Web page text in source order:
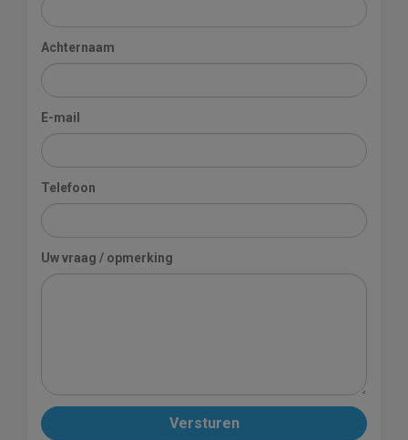
Achternaam
E-mail
Telefoon
Uw vraag / opmerking
Versturen